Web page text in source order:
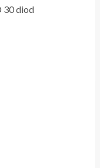
30 diod